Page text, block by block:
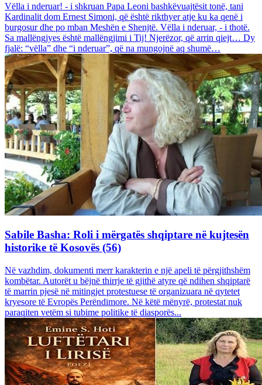
Vëlla i nderuar! - i shkruan Papa Leoni bashkëvuajtësit tonë, tani
Kardinalit dom Ernest Simoni, që është rikthyer atje ku ka qenë i
burgosur dhe po mban Meshën e Shenjtë. Vëlla i nderuar, - i thotë.
Sa mallëngjyes është mallëngjimi i Tij! Njerëzor, që arrin qiejt… Dy
fjalë: “vëlla” dhe “i nderuar”, që na mungojnë aq shumë…
Sabile Basha: Roli i mërgatës shqiptare në kujtesën
historike të Kosovës (56)
Në vazhdim, dokumenti merr karakterin e një apeli të përgjithshëm
kombëtar. Autorët u bëjnë thirrje të gjithë atyre që ndihen shqiptarë
të marrin pjesë në mitingjet protestuese të organizuara në qytetet
kryesore të Evropës Perëndimore. Në këtë mënyrë, protestat nuk
paraqiten vetëm si tubime politike të diasporës...